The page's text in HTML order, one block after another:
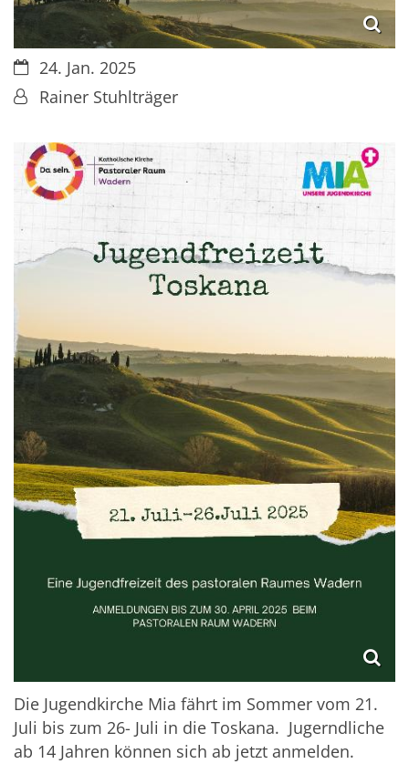
Datum:24. Jan. 2025
Von:Rainer Stuhlträger
Die Jugendkirche Mia fährt im Sommer vom 21.
Juli bis zum 26- Juli in die Toskana. Jugerndliche
ab 14 Jahren können sich ab jetzt anmelden.